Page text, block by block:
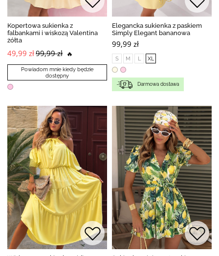
Kopertowa sukienka z
falbankami i wiskozą Valentina
żółta
49,99 zł99,99 zł 🔥
Powiadom mnie kiedy będzie
dostępny
Elegancka sukienka z paskiem
Simply Elegant bananowa
99,99 zł
S M L XL
Darmowa dostawa